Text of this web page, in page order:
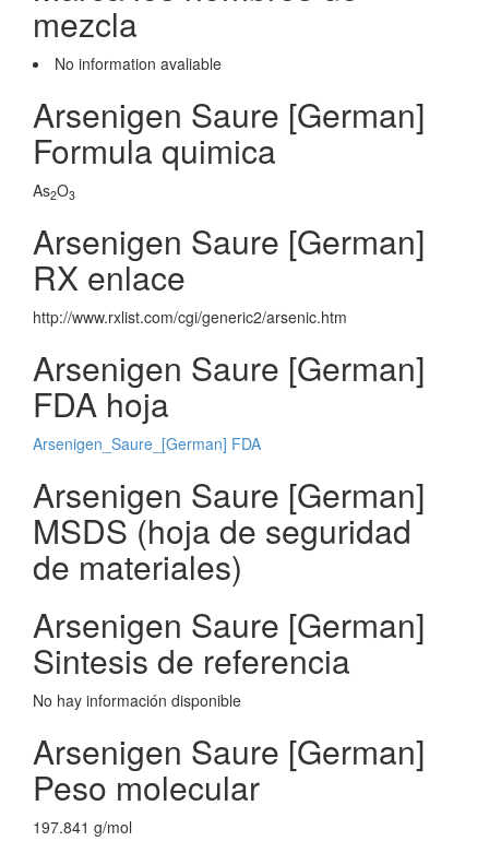
mezcla
No information avaliable
Arsenigen Saure [German]
Formula quimica
As2O3
Arsenigen Saure [German]
RX enlace
http://www.rxlist.com/cgi/generic2/arsenic.htm
Arsenigen Saure [German]
FDA hoja
Arsenigen_Saure_[German] FDA
Arsenigen Saure [German]
MSDS (hoja de seguridad
de materiales)
Arsenigen Saure [German]
Sintesis de referencia
No hay información disponible
Arsenigen Saure [German]
Peso molecular
197.841 g/mol